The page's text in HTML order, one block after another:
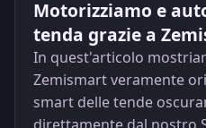
Motorizziamo e
tenda grazie a
In quest'articolo
Zemismart veramente
smart delle tende